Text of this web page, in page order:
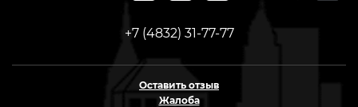
+7 (4832) 31-77-77
Оставить отзыв
Жалоба